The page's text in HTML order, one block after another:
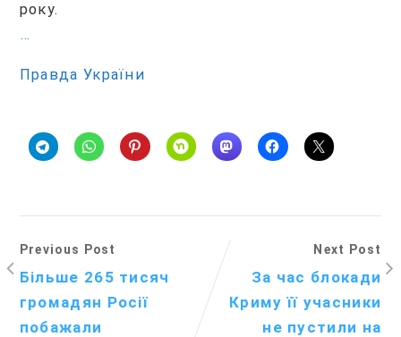
року.
…
Правда України
Previous Post
Більше 265 тисяч
громадян Росії
побажали
Next Post
За час блокади
Криму її учасники
не пустили на